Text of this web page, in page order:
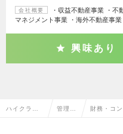
会社概要
・収益不動産事業 ・不
マネジメント事業 ・海外不動産事
興味あり
ハイクラス 管理部 財務・コン